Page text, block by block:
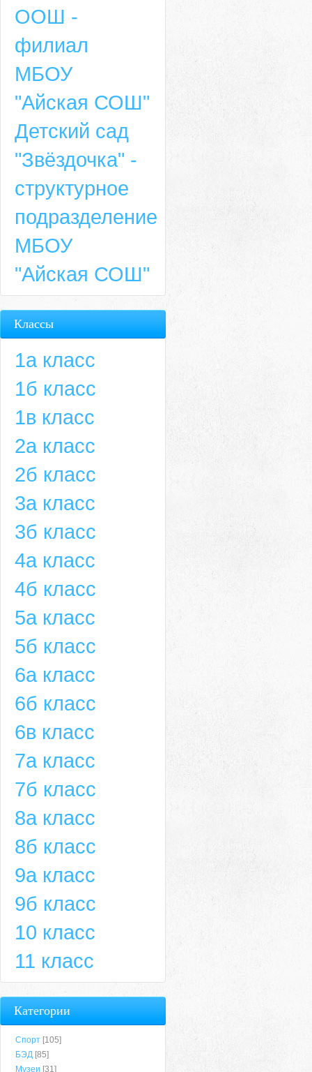
ООШ -
филиал
МБОУ
"Айская СОШ"
Детский сад
"Звёздочка" -
структурное
подразделение
МБОУ
"Айская СОШ"
Классы
1а класс
1б класс
1в класс
2а класс
2б класс
3а класс
3б класс
4а класс
4б класс
5а класс
5б класс
6а класс
6б класс
6в класс
7а класс
7б класс
8а класс
8б класс
9а класс
9б класс
10 класс
11 класс
Категории
Спорт [105]
БЭД [85]
Музеи [31]